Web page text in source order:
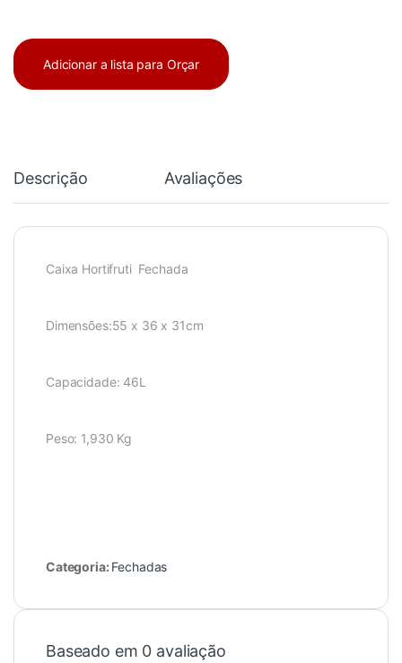
Adicionar a lista para Orçar
Descrição Avaliações
Caixa Hortifruti Fechada
Dimensões:55 x 36 x 31cm
Capacidade: 46L
Peso: 1,930 Kg
Categoria: Fechadas
Baseado em 0 avaliação